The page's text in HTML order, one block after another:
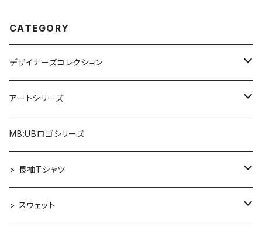
CATEGORY
デザイナーズコレクション
アルファベット×ヒヒ
アルファベット×マウス
アルファベット×フクロウ
アルファベット×トラ
アートシリーズ
Re:Mix
ゴッホ
カンディンスキー［Improvisation］
MB:UBロゴシリーズ
> 長袖Tシャツ
デザイナーズコレクション
> スウェット